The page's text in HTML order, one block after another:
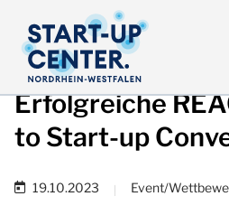
Erfolgreiche
to Start-up
19.10.2023 Event/